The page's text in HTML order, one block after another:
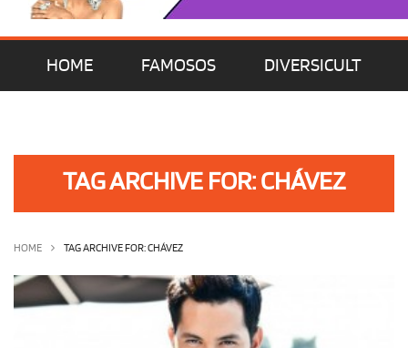
HOME FAMOSOS DIVERSICULT
OLHA ISSO! EU QUERO!
TAG ARCHIVE FOR: CHÁVEZ
HOME TAG ARCHIVE FOR: CHÁVEZ